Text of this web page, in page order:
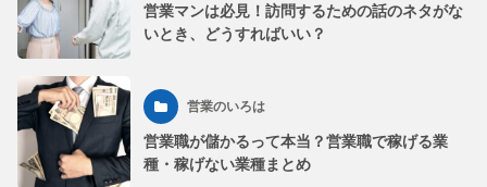
営業マンは必見！訪問するための話のネタがな
いとき、どうすればいい？
営業のいろは
営業職が儲かるって本当？営業職で稼げる業
種・稼げない業種まとめ